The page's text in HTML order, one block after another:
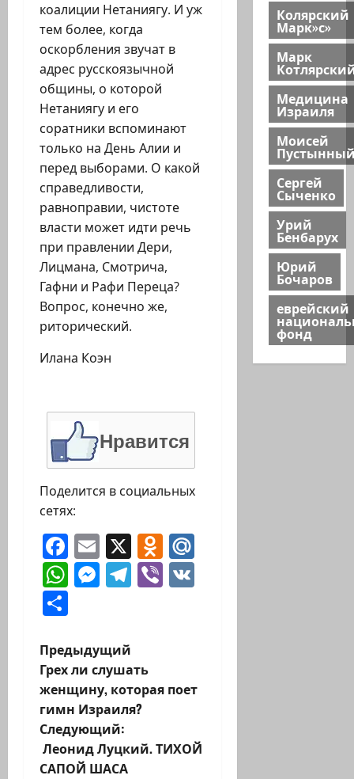
коалиции Нетаниягу. И уж
тем более, когда
оскорбления звучат в
адрес русскоязычной
общины, о которой
Нетаниягу и его
соратники вспоминают
только на День Алии и
перед выборами. О какой
справедливости,
равноправии, чистоте
власти может идти речь
при правлении Дери,
Лицмана, Смотрича,
Гафни и Рафи Переца?
Вопрос, конечно же,
риторический.
Илана Коэн
Нравится
Поделится в социальных
сетях:
Facebook
Email
X Odnoklassniki
WhatsApp
Messenger
Telegram
Viber
Н
а
в
и
Предыдущий
Грех ли слушать
женщину, которая поет
гимн Израиля?
Следующий:
Леонид Луцкий. ТИХОЙ
САПОЙ ШАСА
Колярский
Марк»с»
Марк
Медицина
Израиля
Моисей
Сергей
Сыченко
Урий
Бенбарух
Юрий
Бочаров
еврейский
фонд